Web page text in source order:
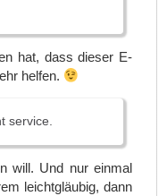
hat, dass dieser E-
helfen.
service.
will. Und nur einmal
leichtgläubig, dann